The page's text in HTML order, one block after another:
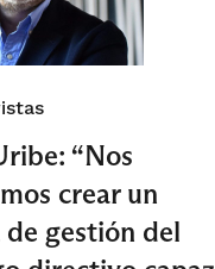
“Nos
crear un
de gestión del